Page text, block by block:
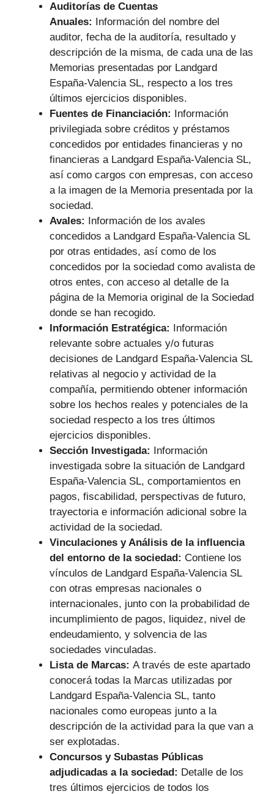
Auditorías de Cuentas
Anuales: Información del nombre del
auditor, fecha de la auditoría, resultado y
descripción de la misma, de cada una de las
Memorias presentadas por Landgard
España-Valencia SL, respecto a los tres
últimos ejercicios disponibles.
Fuentes de Financiación: Información
privilegiada sobre créditos y préstamos
concedidos por entidades financieras y no
financieras a Landgard España-Valencia SL,
así como cargos con empresas, con acceso
a la imagen de la Memoria presentada por la
sociedad.
Avales: Información de los avales
concedidos a Landgard España-Valencia SL
por otras entidades, así como de los
concedidos por la sociedad como avalista de
otros entes, con acceso al detalle de la
página de la Memoria original de la Sociedad
donde se han recogido.
Información Estratégica: Información
relevante sobre actuales y/o futuras
decisiones de Landgard España-Valencia SL
relativas al negocio y actividad de la
compañía, permitiendo obtener información
sobre los hechos reales y potenciales de la
sociedad respecto a los tres últimos
ejercicios disponibles.
Sección Investigada: Información
investigada sobre la situación de Landgard
España-Valencia SL, comportamientos en
pagos, fiscabilidad, perspectivas de futuro,
trayectoria e información adicional sobre la
actividad de la sociedad.
Vinculaciones y Análisis de la influencia
del entorno de la sociedad: Contiene los
vínculos de Landgard España-Valencia SL
con otras empresas nacionales o
internacionales, junto con la probabilidad de
incumplimiento de pagos, liquidez, nivel de
endeudamiento, y solvencia de las
sociedades vinculadas.
Lista de Marcas: A través de este apartado
conocerá todas la Marcas utilizadas por
Landgard España-Valencia SL, tanto
nacionales como europeas junto a la
descripción de la actividad para la que van a
ser explotadas.
Concursos y Subastas Públicas
adjudicadas a la sociedad: Detalle de los
tres últimos ejercicios de todos los